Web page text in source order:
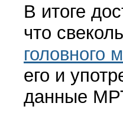
В итоге
что
головного
его и
данные